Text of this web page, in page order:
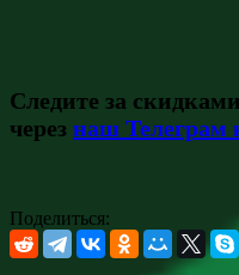
Следите за
через наш Телеграм
Поделиться: